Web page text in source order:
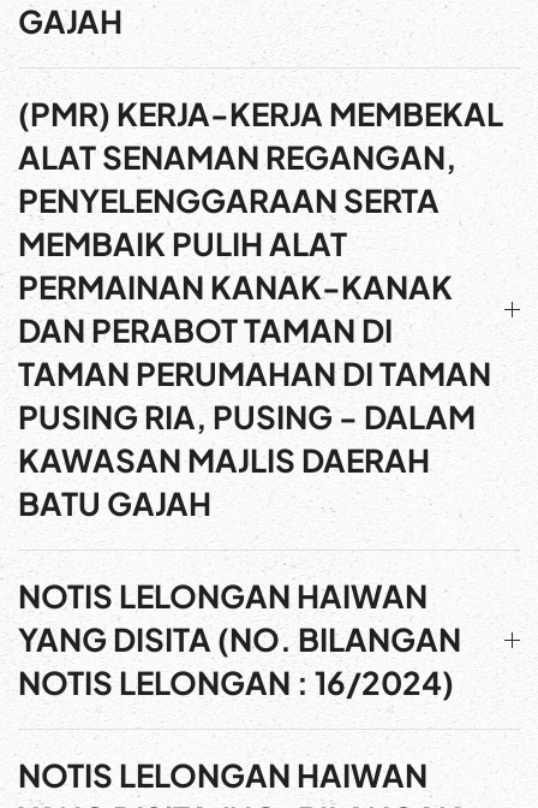
GAJAH
(PMR) KERJA-KERJA MEMBEKAL
ALAT SENAMAN REGANGAN,
PENYELENGGARAAN SERTA
MEMBAIK PULIH ALAT
PERMAINAN KANAK-KANAK
DAN PERABOT TAMAN DI
TAMAN PERUMAHAN DI TAMAN
PUSING RIA, PUSING - DALAM
KAWASAN MAJLIS DAERAH
BATU GAJAH
NOTIS LELONGAN HAIWAN
YANG DISITA (NO. BILANGAN
NOTIS LELONGAN : 16/2024)
NOTIS LELONGAN HAIWAN